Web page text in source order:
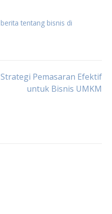
berita tentang bisnis di
Strategi Pemasaran Efektif
untuk Bisnis UMKM